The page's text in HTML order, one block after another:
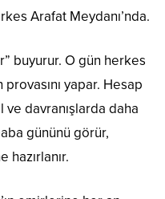
Arafat Meydanı’nda.
buyurur. O gün herkes
yapar. Hesap
ve davranışlarda daha
gününü görür,
hazırlanır.